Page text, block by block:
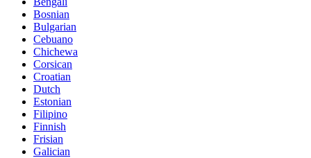
Bosnian
Bulgarian
Cebuano
Chichewa
Corsican
Croatian
Dutch
Estonian
Filipino
Finnish
Frisian
Galician